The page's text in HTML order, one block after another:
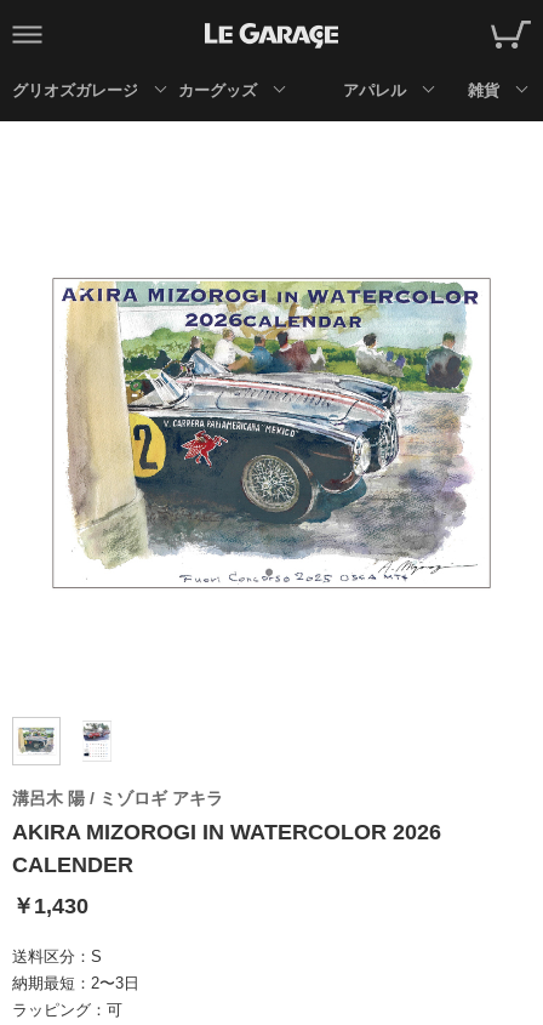
グリオズガレージ カーグッズ アパレル 雑貨
溝呂木 陽 / ミゾロギ アキラ
AKIRA MIZOROGI IN WATERCOLOR 2026
CALENDER
￥1,430
送料区分： S
納期最短： 2〜3日
ラッピング： 可